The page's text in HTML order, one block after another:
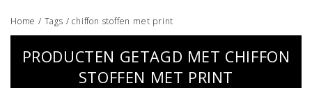
Home / Tags /chiffon stoffen met print
PRODUCTEN GETAGD MET CHIFFON
STOFFEN MET PRINT